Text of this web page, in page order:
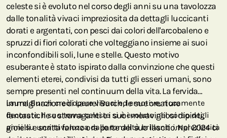
celeste si è evoluto nel corso degli anni su una tavolozza
dalle tonalità vivaci impreziosita da dettagli luccicanti
dorati e argentati, con pesci dai colori dell'arcobaleno e
spruzzi di fiori colorati che volteggiano insieme ai suoi
inconfondibili soli, lune e stelle. Questo motivo
esuberante è stato ispirato dalla convinzione che questi
elementi eterei, condivisi da tutti gli esseri umani, sono
sempre presenti nel continuum della vita. La fervida
immaginazione di Laurel Burch, le sue creature
fantastiche e stravaganti e i suoi meravigliosi dipinti,
gioielli e scritti fanno ora parte del suo lascito. Nel 2024 ci
Laurel Burch creò opere vivaci ed emotive, riccamente
decorate. Il suo tema celeste si è evoluto nel corso degli
anni su una tavolozza dalle tonalità brillanti impreziosita